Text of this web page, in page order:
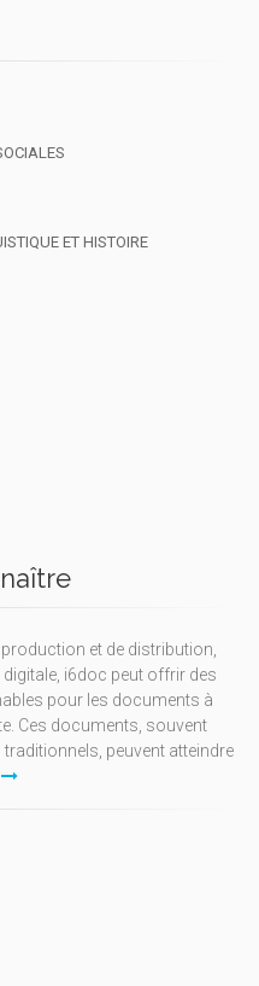
ET HISTOIRE
et de distribution,
i6doc peut offrir des
pour les documents à
Ces documents, souvent
peuvent atteindre